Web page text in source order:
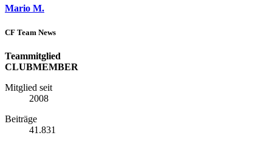
Mario M.
CF Team News
Teammitglied
CLUBMEMBER
Mitglied seit
2008
Beiträge
41.831